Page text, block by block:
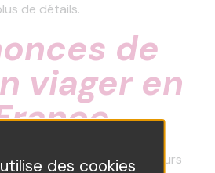
de détails.
de
viager en
et particuliers annoncent leurs
des cookies